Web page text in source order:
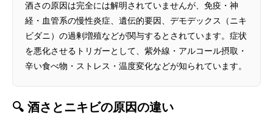
酒さの原因は完全には解明されていませんが、免疫・神
経・血管系の慢性炎症、遺伝的要因、デモデックス（ニキ
ビダニ）の過剰増殖などが関与するとされています。症状
を悪化させるトリガーとして、紫外線・アルコール摂取・
辛い食べ物・ストレス・温度変化などが知られています。
🔍 酒さとニキビの原因の違い